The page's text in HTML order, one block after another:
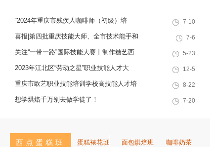
十余载，致力于培养兼具社会责任
感与创新思维的复合型行业高技能
人才，是集技能培训、证书认定、
“2024年重庆市残疾人咖啡师（初级）培
训”职业技能提升计划活动
7-10
喜报|第四批重庆技能大师、全市技术能手和
巴渝青年技能之星名单出炉，重庆欧艺职业
技能培训学校技能人才榜上有名！
7-6
关注“一带一路”国际技能大赛丨制作糖艺西
点，看手艺更考验审美
5-23
2023年江北区“劳动之星”职业技能人才大
赛，我校选手荣获互联网营销师第一名
12-5
重庆市欧艺职业技能培训学校高技能人才培
训基地建设专家指导会会议简报
8-22
想学烘焙千万别去做学徒了！ 7-20
西点蛋糕班 蛋糕裱花班 面包烘焙班 咖啡奶茶